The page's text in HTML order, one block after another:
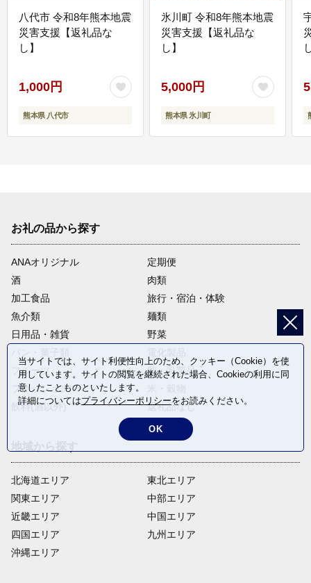
八代市 令和8年熊本地震
災害支援【返礼品な
し】
1,000円
熊本県 八代市
氷川町 令和8年熊本地震
災害支援【返礼品な
し】
5,000円
熊本県 氷川町
お礼の品から探す
ANAオリジナル
定期便
酒
肉類
加工食品
旅行・宿泊・体験
魚介類
麺類
日用品・雑貨
野菜
フルーツ
卵・乳製品
ファッション
飲料(酒以外)
返礼品なし
北海道エリア
関東エリア
近畿エリア
四国エリア
沖縄エリア
東北エリア
中部エリア
中国エリア
九州エリア
当サイトでは、サイト利便性向上のため、クッキー（Cookie）を使
用しています。サイトの閲覧を継続された場合、Cookieの利用に同
意したことものといたします。
詳細についてはプライバシーポリシーをお読みください。
OK